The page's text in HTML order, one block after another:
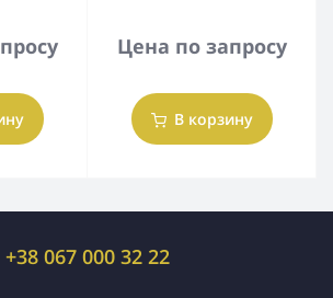
Цена по запросу
В корзину
+38 067 000 32 22